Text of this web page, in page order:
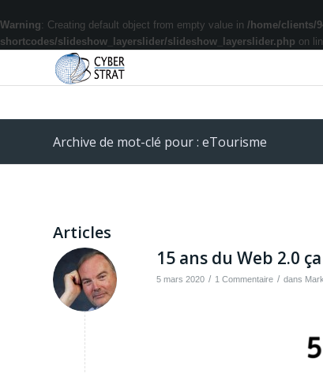
Warning: Creating default object from empty value in /home/clients/
shortcodes/slideshow_layerslider/slideshow_layerslider.php on
Archive de mot-clé pour : eTourisme
Articles
15 ans du Web 2.0
5 mars 2020 / 1 Commentaire / dans